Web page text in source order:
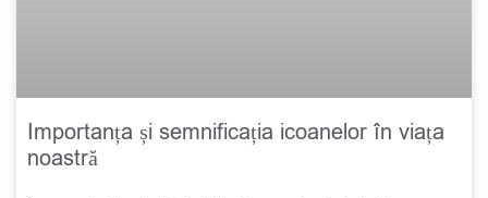
Importanța și semnificația icoanelor în viața
noastră